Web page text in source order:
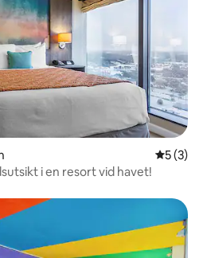
5 av 5 i
5 (3)
i en resort vid havet!